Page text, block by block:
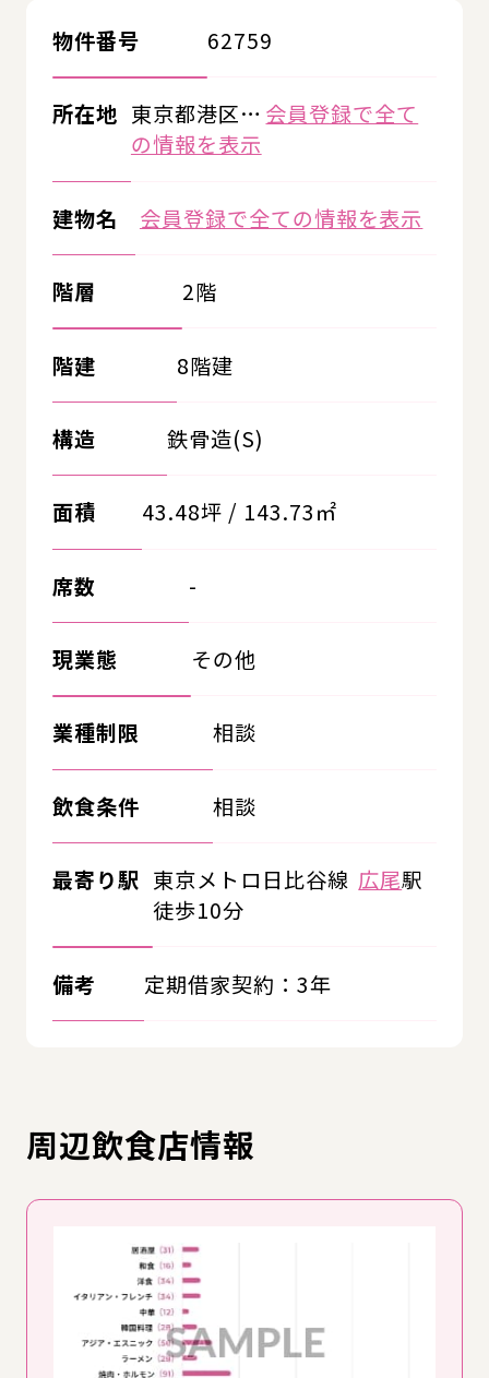
物件番号 62759
所在地 東京都港区… 会員登録で全て
の情報を表示
建物名 会員登録で全ての情報を表示
階層 2階
階建 8階建
構造 鉄骨造(S)
面積 43.48坪 / 143.73㎡
席数 -
現業態 その他
業種制限 相談
飲食条件 相談
最寄り駅 東京メトロ日比谷線 広尾駅
徒歩10分
備考 定期借家契約：3年
周辺飲食店情報